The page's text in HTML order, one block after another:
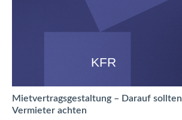
KFR
Mietvertragsgestaltung – Darauf sollten
Vermieter achten